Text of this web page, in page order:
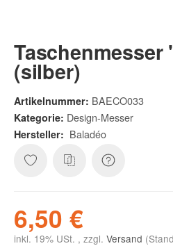
(silber)
Artikelnummer: BAECO033
Kategorie: Design-Messer
Hersteller: Baladéo
6,50 €
inkl. 19% USt. , zzgl. Versand